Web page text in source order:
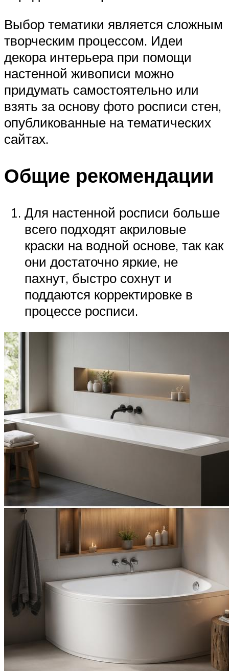
Выбор тематики является сложным
творческим процессом. Идеи
декора интерьера при помощи
настенной живописи можно
придумать самостоятельно или
взять за основу фото росписи стен,
опубликованные на тематических
сайтах.
Общие рекомендации
Для настенной росписи больше
всего подходят акриловые
краски на водной основе, так как
они достаточно яркие, не
пахнут, быстро сохнут и
поддаются корректировке в
процессе росписи.